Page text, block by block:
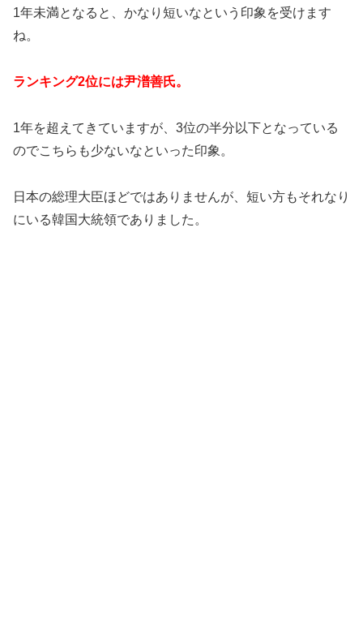
1年未満となると、かなり短いなという印象を受けます
ね。
ランキング2位には尹潽善氏。
1年を超えてきていますが、3位の半分以下となっている
のでこちらも少ないなといった印象。
日本の総理大臣ほどではありませんが、短い方もそれなり
にいる韓国大統領でありました。